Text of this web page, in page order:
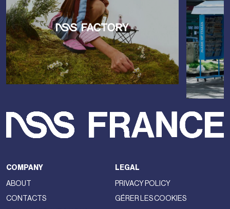
COMPANY
ABOUT
CONTACTS
LEGAL
PRIVACY POLICY
GÉRER LES COOKIES